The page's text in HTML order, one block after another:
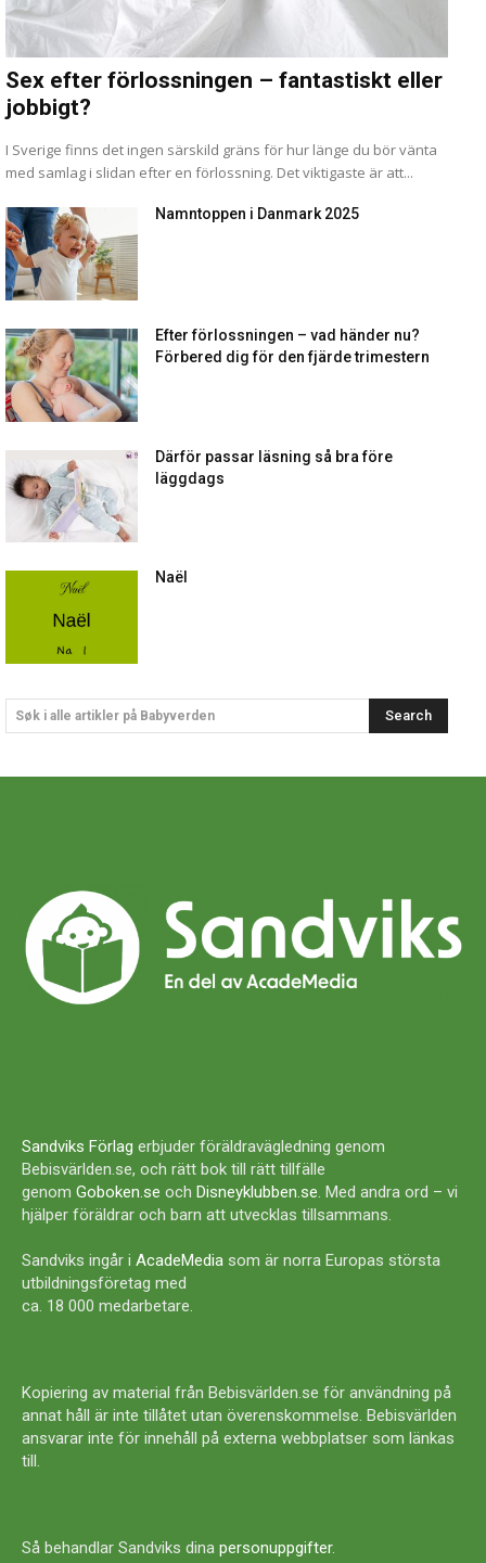
Sex efter förlossningen – fantastiskt eller
jobbigt?
I Sverige finns det ingen särskild gräns för hur länge du bör vänta
med samlag i slidan efter en förlossning. Det viktigaste är att...
Namntoppen i Danmark 2025
Efter förlossningen – vad händer nu?
Förbered dig för den fjärde trimestern
Därför passar läsning så bra före
läggdags
Naël
Søk i alle artikler på Babyverden Search
Sandviks Förlag erbjuder föräldravägledning genom
Bebisvärlden.se, och rätt bok till rätt tillfälle
genom Goboken.se och Disneyklubben.se. Med andra ord – vi
hjälper föräldrar och barn att utvecklas tillsammans.
Sandviks ingår i AcadeMedia som är norra Europas största
utbildningsföretag med
ca. 18 000 medarbetare.
Kopiering av material från Bebisvärlden.se för användning på
annat håll är inte tillåtet utan överenskommelse. Bebisvärlden
ansvarar inte för innehåll på externa webbplatser som länkas
till.
Så behandlar Sandviks dina personuppgifter.